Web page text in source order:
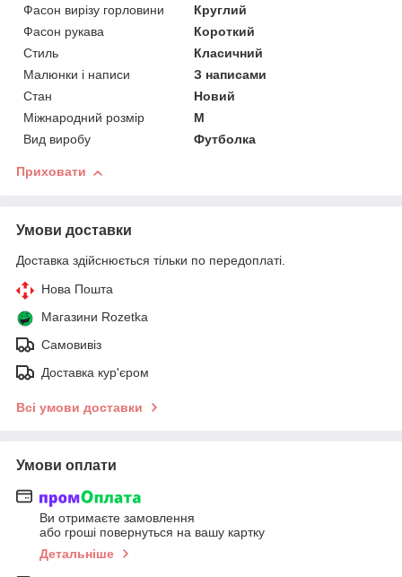
Фасон вирізу горловини
Круглий
Фасон рукава
Короткий
Стиль
Класичний
Малюнки і написи
З написами
Стан
Новий
Міжнародний розмір
M
Вид виробу
Футболка
Приховати
Умови доставки
Доставка здійснюється тільки по передоплаті.
Нова Пошта
Магазини Rozetka
Самовивіз
Доставка кур'єром
Всі умови доставки
Умови оплати
Ви отримаєте замовлення
або гроші повернуться на вашу картку
Детальніше